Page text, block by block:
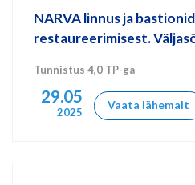
NARVA linnus ja
restaureerimisest.
Tunnistus 4,0 TP-ga
29.05
2025
Vaata lähemalt